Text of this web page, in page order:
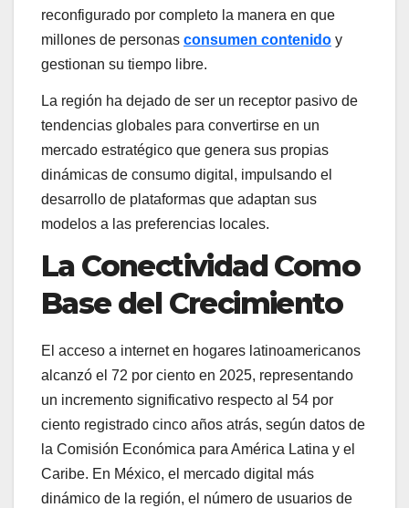
reconfigurado por completo la manera en que
millones de personas consumen contenido y
gestionan su tiempo libre.
La región ha dejado de ser un receptor pasivo de
tendencias globales para convertirse en un
mercado estratégico que genera sus propias
dinámicas de consumo digital, impulsando el
desarrollo de plataformas que adaptan sus
modelos a las preferencias locales.
La Conectividad Como
Base del Crecimiento
El acceso a internet en hogares latinoamericanos
alcanzó el 72 por ciento en 2025, representando
un incremento significativo respecto al 54 por
ciento registrado cinco años atrás, según datos de
la Comisión Económica para América Latina y el
Caribe. En México, el mercado digital más
dinámico de la región, el número de usuarios de